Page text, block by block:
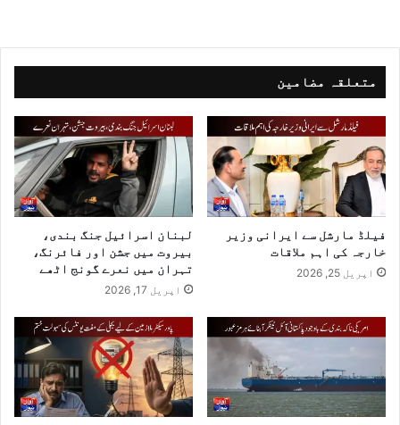
متعلقہ مضامین
فیلڈ مارشل سے ایرانی وزیر
خارجہ کی اہم ملاقات
اپریل 25, 2026
لبنان اسرائیل جنگ بندی،
بیروت میں جشن اور فائرنگ،
تہران میں نعرے گونج اٹھے
اپریل 17, 2026